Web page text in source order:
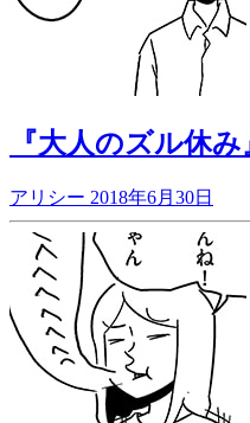
『大人のズル休
アリシー 2018年6月30日